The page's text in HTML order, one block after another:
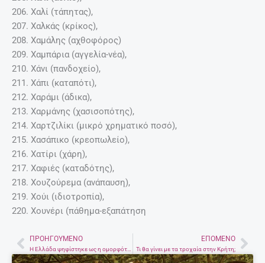
206. Χαλί (τάπητας),
207. Χαλκάς (κρίκος),
208. Χαμάλης (αχθοφόρος)
209. Χαμπάρια (αγγελία-νέα),
210. Χάνι (πανδοχείο),
211. Χάπι (καταπότι),
212. Χαράμι (άδικα),
213. Χαρμάνης (χασισοπότης),
214. Χαρτζιλίκι (μικρό χρηματικό ποσό),
215. Χασάπικο (κρεοπωλείο),
216. Χατίρι (χάρη),
217. Χαφιές (καταδότης),
218. Χουζούρεμα (ανάπαυση),
219. Χούι (ιδιοτροπία),
220. Χουνέρι (πάθημα-εξαπάτηση
Prev
ΠΡΟΗΓΟΎΜΕΝΟ ΕΠΌΜΕΝΟ
Τι θα γίνει με τα τροχαία στην Κρήτη;